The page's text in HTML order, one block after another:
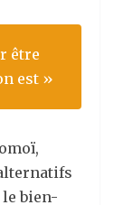
être
est »
bien-